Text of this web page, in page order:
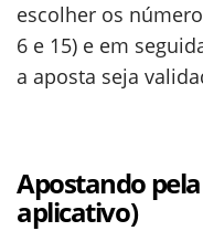
escolher os
6 e 15) e em
a aposta seja
Apostando
aplicativo)